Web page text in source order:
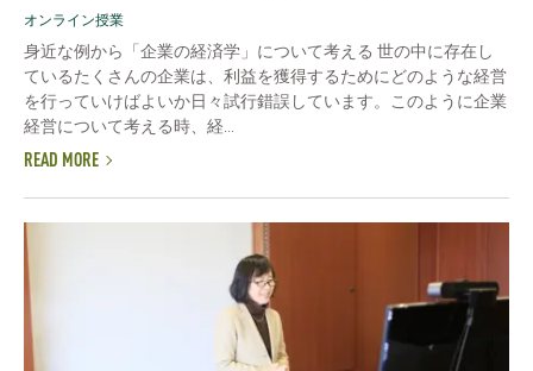
オンライン授業
身近な例から「企業の経済学」について考える 世の中に存在し
ているたくさんの企業は、利益を獲得するためにどのような経営
を行っていけばよいか日々試行錯誤しています。このように企業
経営について考える時、経...
READ MORE